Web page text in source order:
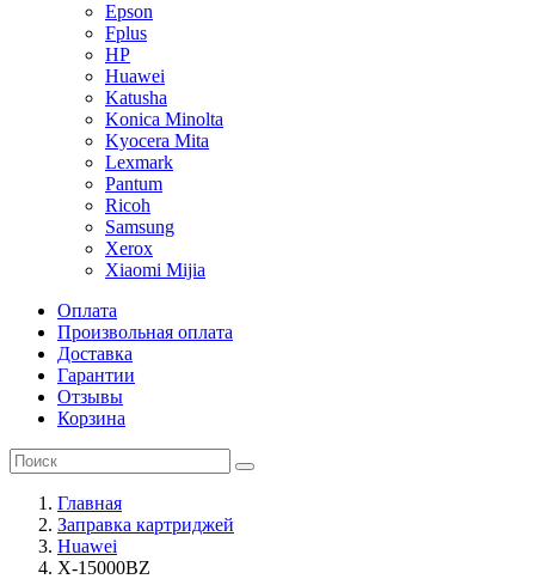
Epson
Fplus
HP
Huawei
Katusha
Konica Minolta
Kyocera Mita
Lexmark
Pantum
Ricoh
Samsung
Xerox
Xiaomi Mijia
Оплата
Произвольная оплата
Доставка
Гарантии
Отзывы
Корзина
Главная
Заправка картриджей
Huawei
X-15000BZ